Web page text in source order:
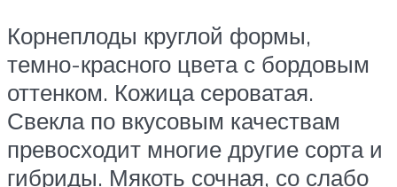
Корнеплоды круглой формы,
темно-красного цвета с бордовым
оттенком. Кожица сероватая.
Свекла по вкусовым качествам
превосходит многие другие сорта и
гибриды. Мякоть сочная, со слабо